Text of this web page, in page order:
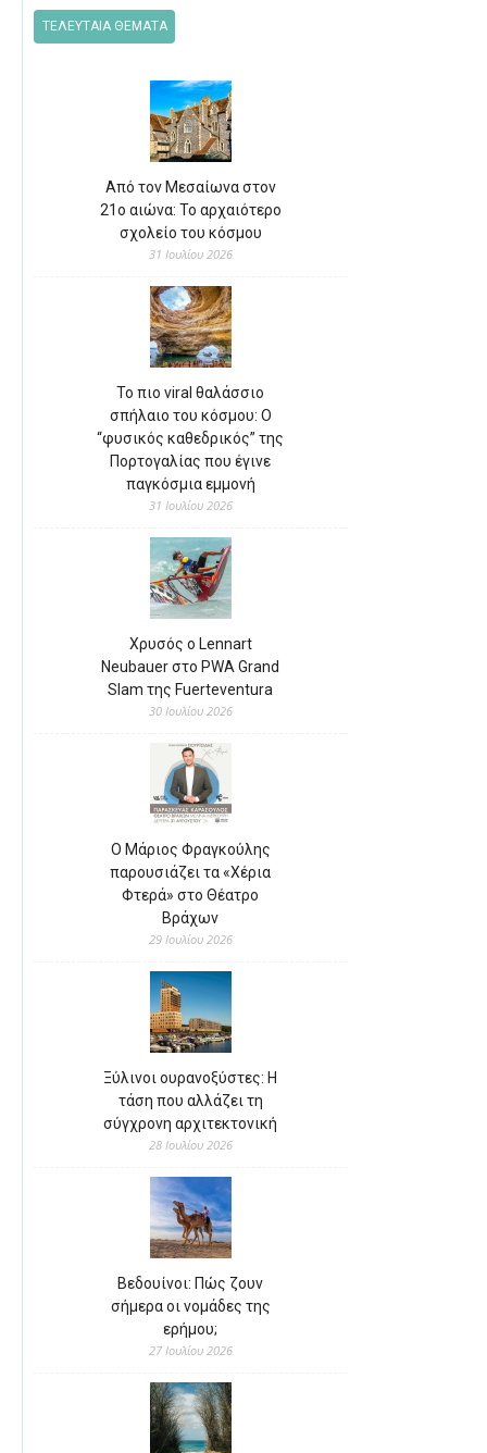
ΤΕΛΕΥΤΑΙΑ ΘΕΜΑΤΑ
Από τον Μεσαίωνα στον
21ο αιώνα: Το αρχαιότερο
σχολείο του κόσμου
31 Ιουλίου 2026
Το πιο viral θαλάσσιο
σπήλαιο του κόσμου: Ο
“φυσικός καθεδρικός” της
Πορτογαλίας που έγινε
παγκόσμια εμμονή
31 Ιουλίου 2026
Χρυσός ο Lennart
Neubauer στο PWA Grand
Slam της Fuerteventura
30 Ιουλίου 2026
Ο Μάριος Φραγκούλης
παρουσιάζει τα «Χέρια
Φτερά» στο Θέατρο
Βράχων
29 Ιουλίου 2026
Ξύλινοι ουρανοξύστες: Η
τάση που αλλάζει τη
σύγχρονη αρχιτεκτονική
28 Ιουλίου 2026
Βεδουίνοι: Πώς ζουν
σήμερα οι νομάδες της
ερήμου;
27 Ιουλίου 2026